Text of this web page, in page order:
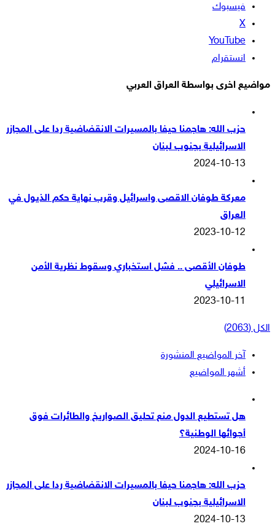
فيسبوك
‫X
‫YouTube
انستقرام
مواضيع اخرى بواسطة العراق العربي
حزب الله: هاجمنا حيفا بالمسيرات الانقضاضية ردا على المجازر
الاسرائيلية بجنوب لبنان
2024-10-13
معركة طوفان الاقصى واسرائيل وقرب نهاية حكم الذيول في
العراق
2023-10-12
طوفان الأقصى .. فشل استخباري وسقوط نظرية الأمن
الاسرائيلي
2023-10-11
الكل (2063)
آخر المواضيع المنشورة
أشهر المواضيع
هل تستطيع الدول منع تحليق الصواريخ والطائرات فوق
أجوائها الوطنية؟
2024-10-16
حزب الله: هاجمنا حيفا بالمسيرات الانقضاضية ردا على المجازر
الاسرائيلية بجنوب لبنان
2024-10-13